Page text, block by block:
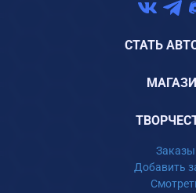
СТАТЬ
Заказы
Добавить